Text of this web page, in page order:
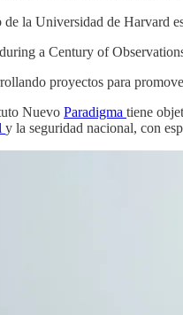
la Universidad de Harvard
a Century of
proyectos para
Nuevo Paradigma tiene
y la seguridad nacional, con